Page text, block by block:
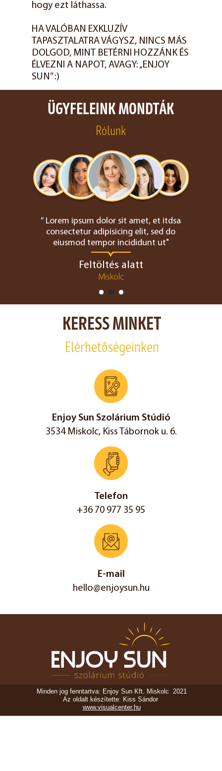
hogy ezt láthassa.
HA VALÓBAN EXKLUZÍV
TAPASZTALATRA VÁGYSZ, NINCS MÁS
DOLGOD, MINT BETÉRNI HOZZÁNK ÉS
ÉLVEZNI A NAPOT, AVAGY: „ENJOY
SUN” :)
ÜGYFELEINK MONDTÁK
Rólunk
“ Lorem ipsum dolor sit amet, et itdsa
consectetur adipisicing elit, sed do
eiusmod tempor incididunt ut"
Feltöltés alatt
Miskolc
KERESS MINKET
Elérhetőségeinken
Enjoy Sun Szolárium Stúdió
3534 Miskolc, Kiss Tábornok u. 6.
Telefon
+36 70 977 35 95
E-mail
hello@enjoysun.hu
Minden jog fenntartva: Enjoy Sun Kft. Miskolc 2021
Az oldalt készítette: Kiss Sándor
www.visualcenter.hu